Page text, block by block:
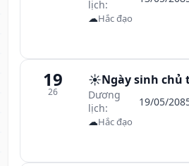
lịch:
☁Hắc đạo
19
26
☀️Ngày sinh chủ
Dương
lịch:
19/05/
☁Hắc đạo